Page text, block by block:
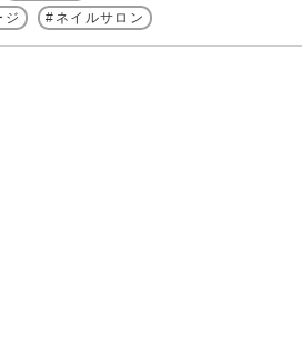
ジ ネイルサロン